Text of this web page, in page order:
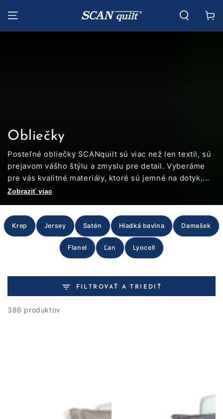
OBSAH
Košík
Zbierka:
Obliečky
Posteľné obliečky SCANquilt sú viac než len textil, sú
prejavom vášho štýlu a zmyslu pre detail. Vyberáme
pre vás kvalitné materiály, ktoré sú jemné na dotyk,...
Zobraziť viac
Krep Jersey Satén Hladká bavlna Damašek
Flanel Ľan Lyocell
FILTROVAŤ A TRIEDIŤ
386 produktov